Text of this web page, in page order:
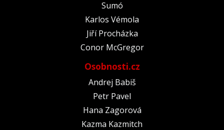
Sumó
Karlos Vémola
Jiří Procházka
Conor McGregor
Osobnosti.cz
Andrej Babiš
Petr Pavel
Hana Zagorová
Kazma Kazmitch